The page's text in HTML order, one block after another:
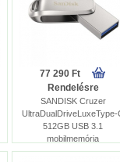
77 290 Ft
Rendelésre
SANDISK Cruzer
UltraDualDriveLuxeType-
512GB USB 3.1
mobilmemória